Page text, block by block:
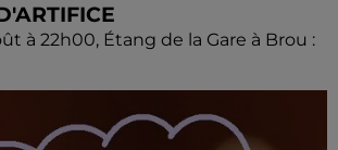
à 22h00, Étang de la Gare à Brou :